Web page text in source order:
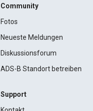
Community
Fotos
Neueste Meldungen
Diskussionsforum
ADS-B Standort betreiben
Support